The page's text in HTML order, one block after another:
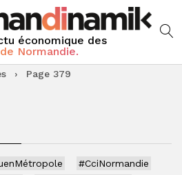
économique des
Normandie.
› Page 379
#CciNormandie